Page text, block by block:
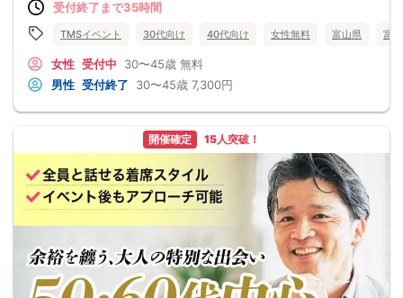
受付終了まで35時間
TMSイベント 30代向け 40代向け 女性無料 富山県 富
女性 受付中 30〜45歳 無料
男性 受付終了 30〜45歳 7,300円
開催確定 15人突破！